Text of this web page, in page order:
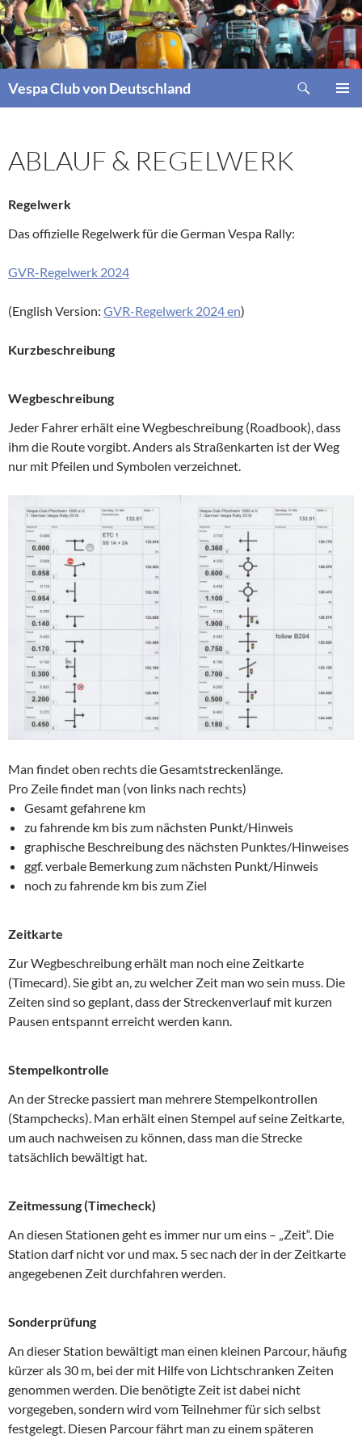
Zum
Inhalt
springen
Vespa Club von Deutschland
ABLAUF & REGELWERK
Regelwerk
Das offizielle Regelwerk für die German Vespa Rally:
GVR-Regelwerk 2024
(English Version: GVR-Regelwerk 2024 en)
Kurzbeschreibung
Wegbeschreibung
Jeder Fahrer erhält eine Wegbeschreibung (Roadbook), dass
ihm die Route vorgibt. Anders als Straßenkarten ist der Weg
nur mit Pfeilen und Symbolen verzeichnet.
Man findet oben rechts die Gesamtstreckenlänge.
Pro Zeile findet man (von links nach rechts)
Gesamt gefahrene km
zu fahrende km bis zum nächsten Punkt/Hinweis
graphische Beschreibung des nächsten Punktes/Hinweises
ggf. verbale Bemerkung zum nächsten Punkt/Hinweis
noch zu fahrende km bis zum Ziel
Zeitkarte
Zur Wegbeschreibung erhält man noch eine Zeitkarte
(Timecard). Sie gibt an, zu welcher Zeit man wo sein muss. Die
Zeiten sind so geplant, dass der Streckenverlauf mit kurzen
Pausen entspannt erreicht werden kann.
Stempelkontrolle
An der Strecke passiert man mehrere Stempelkontrollen
(Stampchecks). Man erhält einen Stempel auf seine Zeitkarte,
um auch nachweisen zu können, dass man die Strecke
tatsächlich bewältigt hat.
Zeitmessung (Timecheck)
An diesen Stationen geht es immer nur um eins – „Zeit“. Die
Station darf nicht vor und max. 5 sec nach der in der Zeitkarte
angegebenen Zeit durchfahren werden.
Sonderprüfung
An dieser Station bewältigt man einen kleinen Parcour, häufig
kürzer als 30 m, bei der mit Hilfe von Lichtschranken Zeiten
genommen werden. Die benötigte Zeit ist dabei nicht
vorgegeben, sondern wird vom Teilnehmer für sich selbst
festgelegt. Diesen Parcour fährt man zu einem späteren